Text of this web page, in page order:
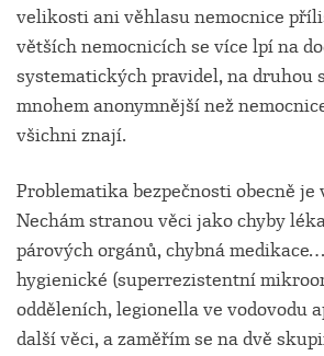
velikosti ani věhlasu nemocnice
větších nemocnicích se více lpí na
systematických pravidel, na druhou
mnohem anonymnější než
všichni znají.
Problematika bezpečnosti obecně je
Nechám stranou věci jako chyby
párových orgánů, chybná
hygienické (superrezistentní
odděleních, legionella ve vodovodu
další věci, a zaměřím se na dvě